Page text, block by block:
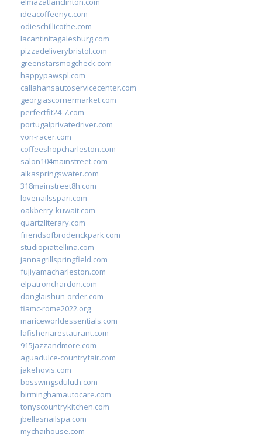
ideacoffeenyc.com
odieschillicothe.com
lacantinitagalesburg.com
pizzadeliverybristol.com
greenstarsmogcheck.com
happypawspl.com
callahansautoservicecenter.com
georgiascornermarket.com
perfectfit24-7.com
portugalprivatedriver.com
von-racer.com
coffeeshopcharleston.com
salon104mainstreet.com
alkaspringswater.com
318mainstreet8h.com
lovenailsspari.com
oakberry-kuwait.com
quartzliterary.com
friendsofbroderickpark.com
studiopiattellina.com
jannagrillspringfield.com
fujiyamacharleston.com
elpatronchardon.com
donglaishun-order.com
fiamc-rome2022.org
mariceworldessentials.com
lafisheriarestaurant.com
915jazzandmore.com
aguadulce-countryfair.com
jakehovis.com
bosswingsduluth.com
birminghamautocare.com
tonyscountrykitchen.com
jbellasnailspa.com
mychaihouse.com